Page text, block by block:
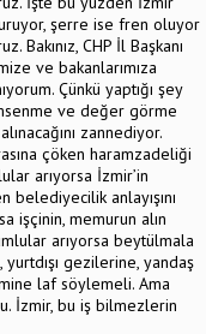
şerre ise fren oluyor
Bakınız, CHP İl Başkanı
ve bakanlarımıza
Çünkü yaptığı şey
ve değer görme
zannediyor.
çöken haramzadeliği
arıyorsa İzmir’in
anlayışını
işçinin, memurun alın
arıyorsa beytülmala
gezilerine, yandaş
laf söylemeli. Ama
İzmir, bu iş bilmezlerin